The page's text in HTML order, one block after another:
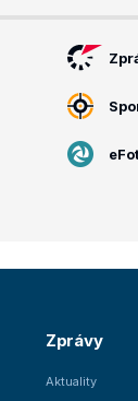
Zprávy
Aktuality